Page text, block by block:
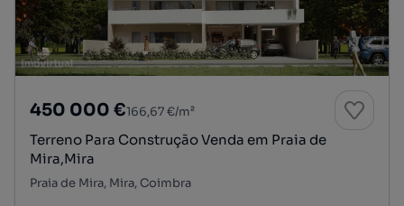
450 000 €166,67 €/m²
Terreno Para Construção Venda em Praia de
Mira,Mira
Praia de Mira, Mira, Coimbra